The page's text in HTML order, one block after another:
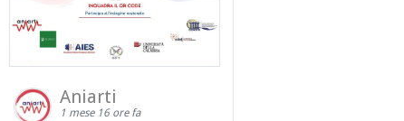
Aniarti
1 mese 16 ore fa